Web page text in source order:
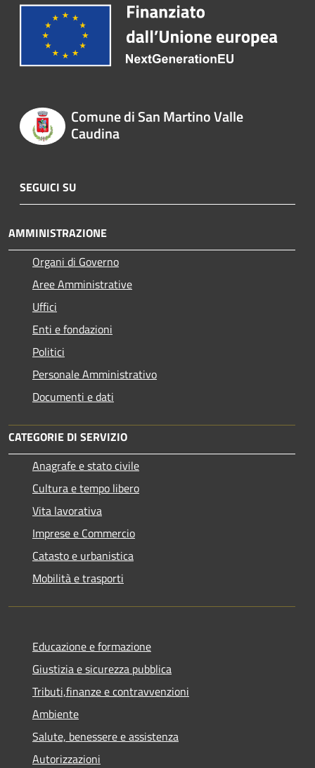
Comune di San Martino Valle
Caudina
SEGUICI SU
AMMINISTRAZIONE
Organi di Governo
Aree Amministrative
Uffici
Enti e fondazioni
Politici
Personale Amministrativo
Documenti e dati
CATEGORIE DI SERVIZIO
Anagrafe e stato civile
Cultura e tempo libero
Vita lavorativa
Imprese e Commercio
Catasto e urbanistica
Mobilità e trasporti
Educazione e formazione
Giustizia e sicurezza pubblica
Tributi,finanze e contravvenzioni
Ambiente
Salute, benessere e assistenza
Autorizzazioni